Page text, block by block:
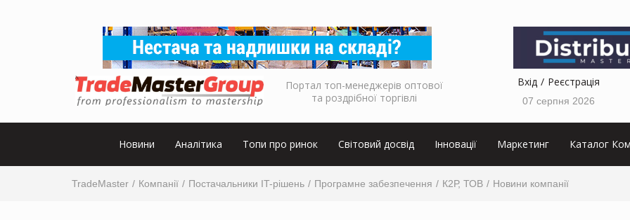
Портал топ-менеджерів оптової
та роздрібної торгівлі
Вхід Реєстрація
07 серпня 2026
Новини Аналітика Топи про ринок Світовий досвід Інновації Маркетинг Каталог
TradeMaster Компанії Постачальники IT-рішень Програмне забезпечення К2Р, ТОВ Новини компанії